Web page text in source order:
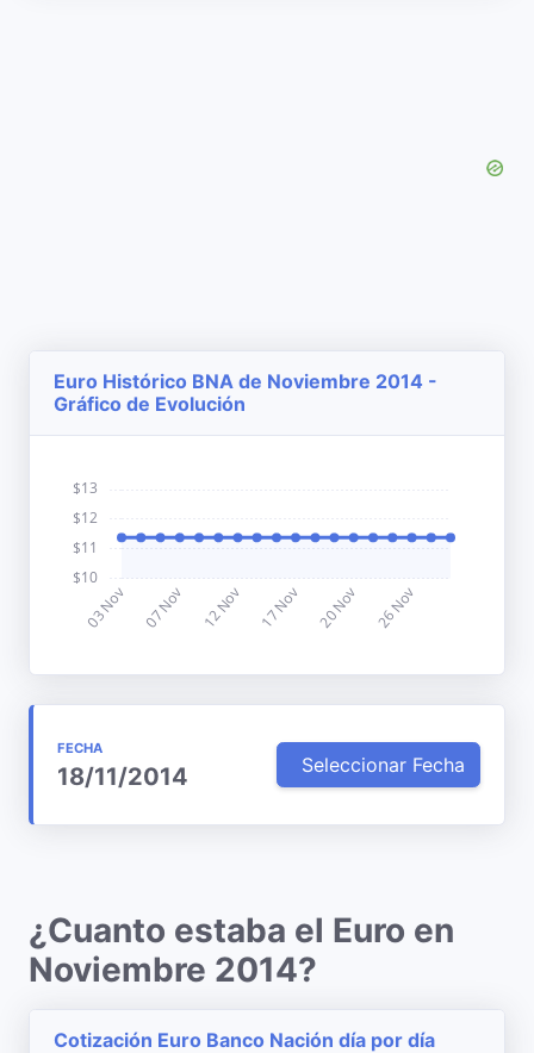
Euro Histórico BNA de Noviembre 2014 -
Gráfico de Evolución
FECHA
18/11/2014 Seleccionar Fecha
¿Cuanto estaba el Euro en
Noviembre 2014?
Cotización Euro Banco Nación día por día